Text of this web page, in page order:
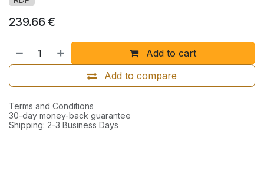
239.66 €
Add to cart
Add to compare
Terms and Conditions
30-day money-back guarantee
Shipping: 2-3 Business Days